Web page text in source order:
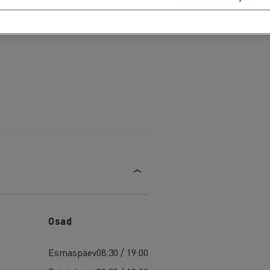
Osad
Esmaspäev08:30 / 19:00